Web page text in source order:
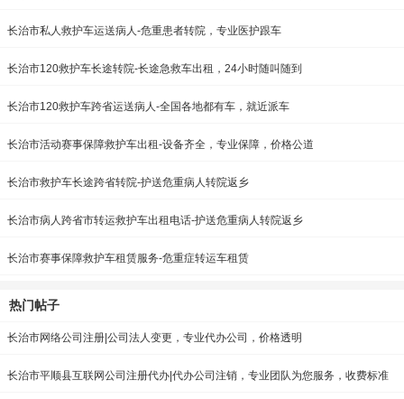
长治市私人救护车运送病人-危重患者转院，专业医护跟车
长治市120救护车长途转院-长途急救车出租，24小时随叫随到
长治市120救护车跨省运送病人-全国各地都有车，就近派车
长治市活动赛事保障救护车出租-设备齐全，专业保障，价格公道
长治市救护车长途跨省转院-护送危重病人转院返乡
长治市病人跨省市转运救护车出租电话-护送危重病人转院返乡
长治市赛事保障救护车租赁服务-危重症转运车租赁
热门帖子
长治市网络公司注册|公司法人变更，专业代办公司，价格透明
长治市平顺县互联网公司注册代办|代办公司注销，专业团队为您服务，收费标准